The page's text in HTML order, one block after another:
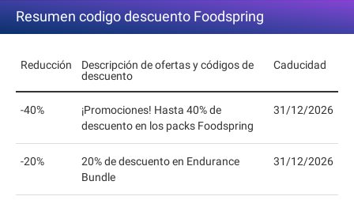
Resumen codigo descuento Foodspring
Reducción
Descripción de ofertas y códigos de
descuento
Caducidad
-40%
¡Promociones! Hasta 40% de
descuento en los packs Foodspring
31/12/2026
-20%
20% de descuento en Endurance
Bundle
31/12/2026